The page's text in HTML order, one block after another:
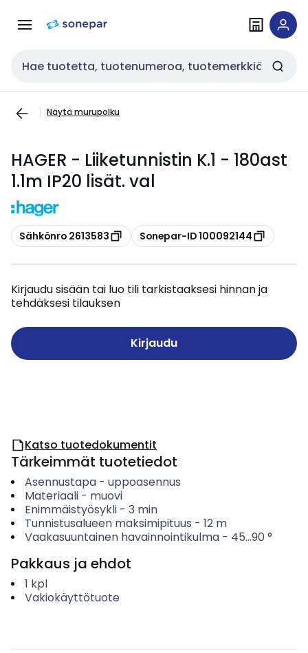
navigointiinsisältöön
Haku
Näytä murupolku
HAGER - Liiketunnistin K.1 - 180ast
1.1m IP20 lisät. val
Kopioi
Sähkönro 2613583 Kopioi
Sonepar-ID 100092144
Kirjaudu sisään tai luo tili tarkistaaksesi hinnan ja
tehdäksesi tilauksen
Kirjaudu
Katso tuotedokumentit
Tärkeimmät tuotetiedot
Asennustapa- uppoasennus
Materiaali- muovi
Enimmäistyösykli- 3 min
Tunnistusalueen maksimipituus - 12 m
Vaakasuuntainen havainnointikulma- 45...90 °
Pakkaus ja ehdot
1 kpl
Vakiokäyttötuote